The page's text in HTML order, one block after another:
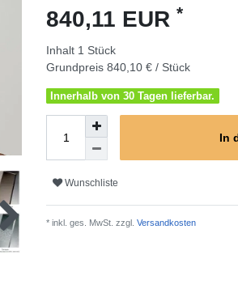
840,11 EUR *
Inhalt 1 Stück
Grundpreis 840,10 € / Stück
Innerhalb von 30 Tagen lieferbar.
In
Wunschliste
* inkl. ges. MwSt. zzgl. Versandkosten